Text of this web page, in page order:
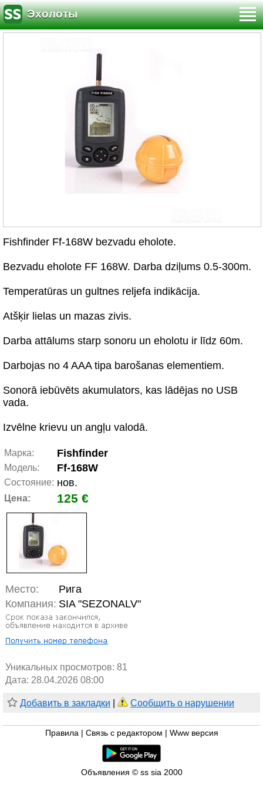
Эхолоты
Fishfinder Ff-168W bezvadu eholote.
Bezvadu eholote FF 168W. Darba dziļums 0.5-300m.
Temperatūras un gultnes reljefa indikācija.
Atšķir lielas un mazas zivis.
Darba attālums starp sonoru un eholotu ir līdz 60m.
Darbojas no 4 AAA tipa barošanas elementiem.
Sonorā iebūvēts akumulators, kas lādējas no USB
vada.
Izvēlne krievu un angļu valodā.
Марка: Fishfinder
Модель: Ff-168W
Состояние: нов.
Цена: 125 €
Место:
Рига
Компания: SIA "SEZONALV"
Уникальных просмотров: 81
Дата: 28.04.2026 08:00
Добавить в закладки Сообщить о нарушении
Правила Связь с редактором Www версия
Объявления © ss sia 2000